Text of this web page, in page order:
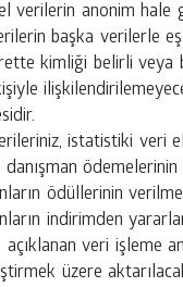
verilerin anonim hale
başka verilerle
kimliği belirli veya
istatistiki veri
ödemelerinin
ödüllerinin
indirimden
açıklanan veri işleme
üzere